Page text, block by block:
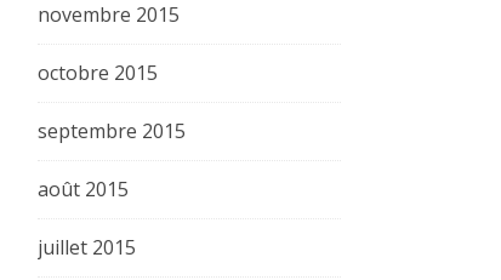
novembre 2015
octobre 2015
septembre 2015
août 2015
juillet 2015